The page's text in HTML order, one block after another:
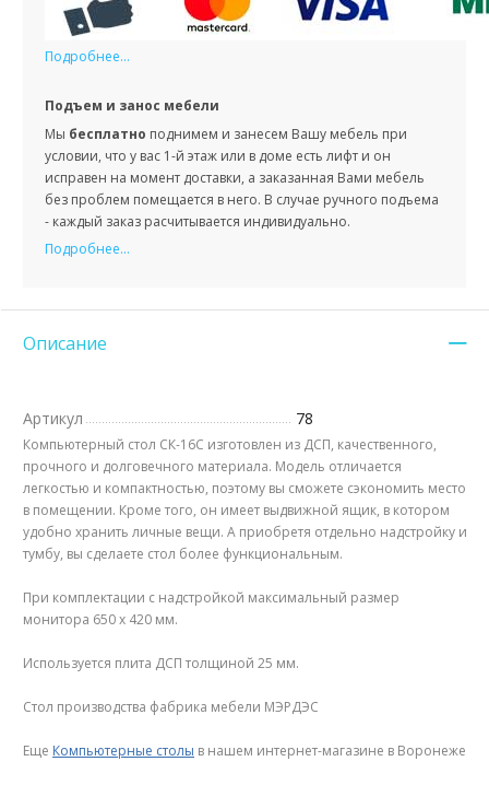
Подробнее...
Подъем и занос мебели
Мы бесплатно поднимем и занесем Вашу мебель при
условии, что у вас 1-й этаж или в доме есть лифт и он
исправен на момент доставки, а заказанная Вами мебель
без проблем помещается в него. В случае ручного подъема
- каждый заказ расчитывается индивидуально.
Подробнее...
Описание
Артикул 78
Компьютерный стол СК-16С изготовлен из ДСП, качественного,
прочного и долговечного материала. Модель отличается
легкостью и компактностью, поэтому вы сможете сэкономить место
в помещении. Кроме того, он имеет выдвижной ящик, в котором
удобно хранить личные вещи. А приобретя отдельно надстройку и
тумбу, вы сделаете стол более функциональным.
При комплектации с надстройкой максимальный размер
монитора 650 х 420 мм.
​Используется плита ДСП толщиной 25 мм.
Стол производства фабрика мебели МЭРДЭС
Еще Компьютерные столы в нашем интернет-магазине в Воронеже